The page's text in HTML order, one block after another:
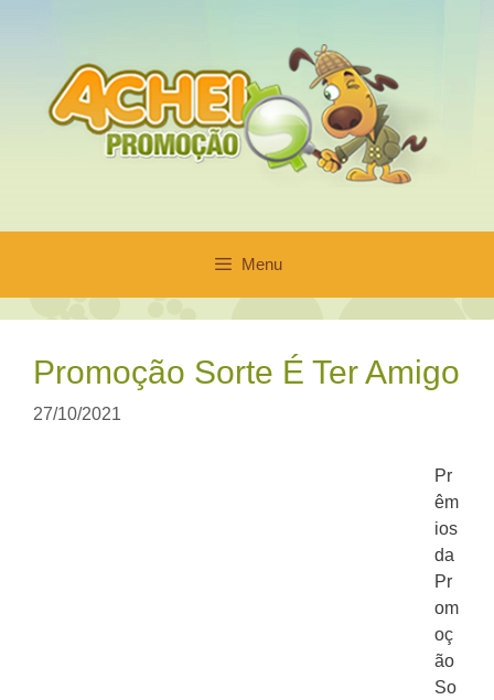
conteúdo
Menu
Promoção Sorte É Ter Amigo
27/10/2021
Pr
êm
ios
da
Pr
om
oç
ão
So